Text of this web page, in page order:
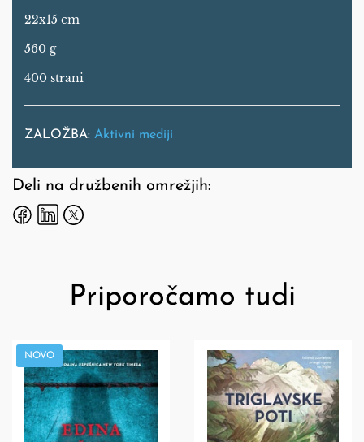
22x15 cm
560 g
400 strani
ZALOŽBA: Aktivni mediji
Deli na družbenih omrežjih:
Priporočamo tudi
NOVO